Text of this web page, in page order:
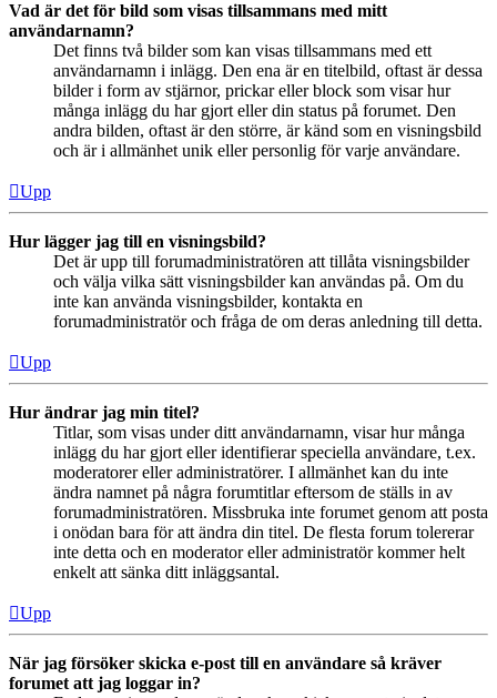
Vad är det för bild som visas tillsammans med mitt
användarnamn?
Det finns två bilder som kan visas tillsammans med ett
användarnamn i inlägg. Den ena är en titelbild, oftast är dessa
bilder i form av stjärnor, prickar eller block som visar hur
många inlägg du har gjort eller din status på forumet. Den
andra bilden, oftast är den större, är känd som en visningsbild
och är i allmänhet unik eller personlig för varje användare.
Upp
Hur lägger jag till en visningsbild?
Det är upp till forumadministratören att tillåta visningsbilder
och välja vilka sätt visningsbilder kan användas på. Om du
inte kan använda visningsbilder, kontakta en
forumadministratör och fråga de om deras anledning till detta.
Upp
Hur ändrar jag min titel?
Titlar, som visas under ditt användarnamn, visar hur många
inlägg du har gjort eller identifierar speciella användare, t.ex.
moderatorer eller administratörer. I allmänhet kan du inte
ändra namnet på några forumtitlar eftersom de ställs in av
forumadministratören. Missbruka inte forumet genom att posta
i onödan bara för att ändra din titel. De flesta forum tolererar
inte detta och en moderator eller administratör kommer helt
enkelt att sänka ditt inläggsantal.
Upp
När jag försöker skicka e-post till en användare så kräver
forumet att jag loggar in?